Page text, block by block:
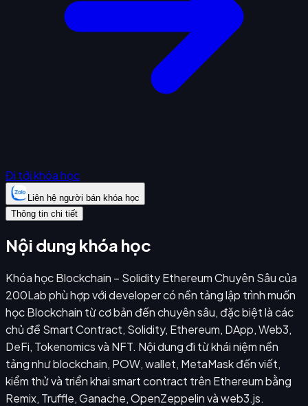
Đi tới khóa học
Liên hệ người bán khóa học
Thông tin chi tiết
Nội dung khóa học
Khóa học Blockchain – Solidity Ethereum Chuyên Sâu của
200Lab phù hợp với developer có nền tảng lập trình muốn
học Blockchain từ cơ bản đến chuyên sâu, đặc biệt là các
chủ đề Smart Contract, Solidity, Ethereum, DApp, Web3,
DeFi, Tokenomics và NFT. Nội dung đi từ khái niệm nền
tảng như blockchain, POW, wallet, MetaMask đến viết,
kiểm thử và triển khai smart contract trên Ethereum bằng
Remix, Truffle, Ganache, OpenZeppelin và web3.js.